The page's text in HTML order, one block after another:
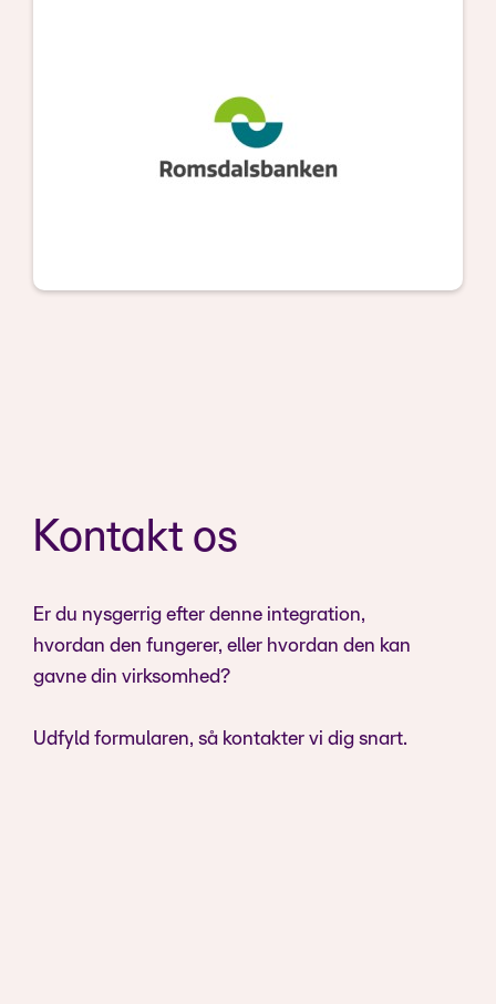
Kontakt os
Er du nysgerrig efter denne integration,
hvordan den fungerer, eller hvordan den kan
gavne din virksomhed?
Udfyld formularen, så kontakter vi dig snart.